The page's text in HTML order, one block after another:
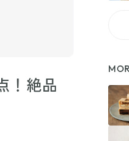
！絶品